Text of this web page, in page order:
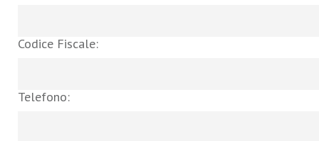
Codice Fiscale:
Telefono: